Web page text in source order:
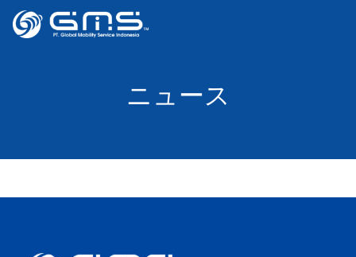
ニュース